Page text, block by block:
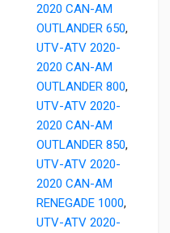
2020 CAN-AM
OUTLANDER 650,
UTV-ATV 2020-
2020 CAN-AM
OUTLANDER 800,
UTV-ATV 2020-
2020 CAN-AM
OUTLANDER 850,
UTV-ATV 2020-
2020 CAN-AM
RENEGADE 1000,
UTV-ATV 2020-